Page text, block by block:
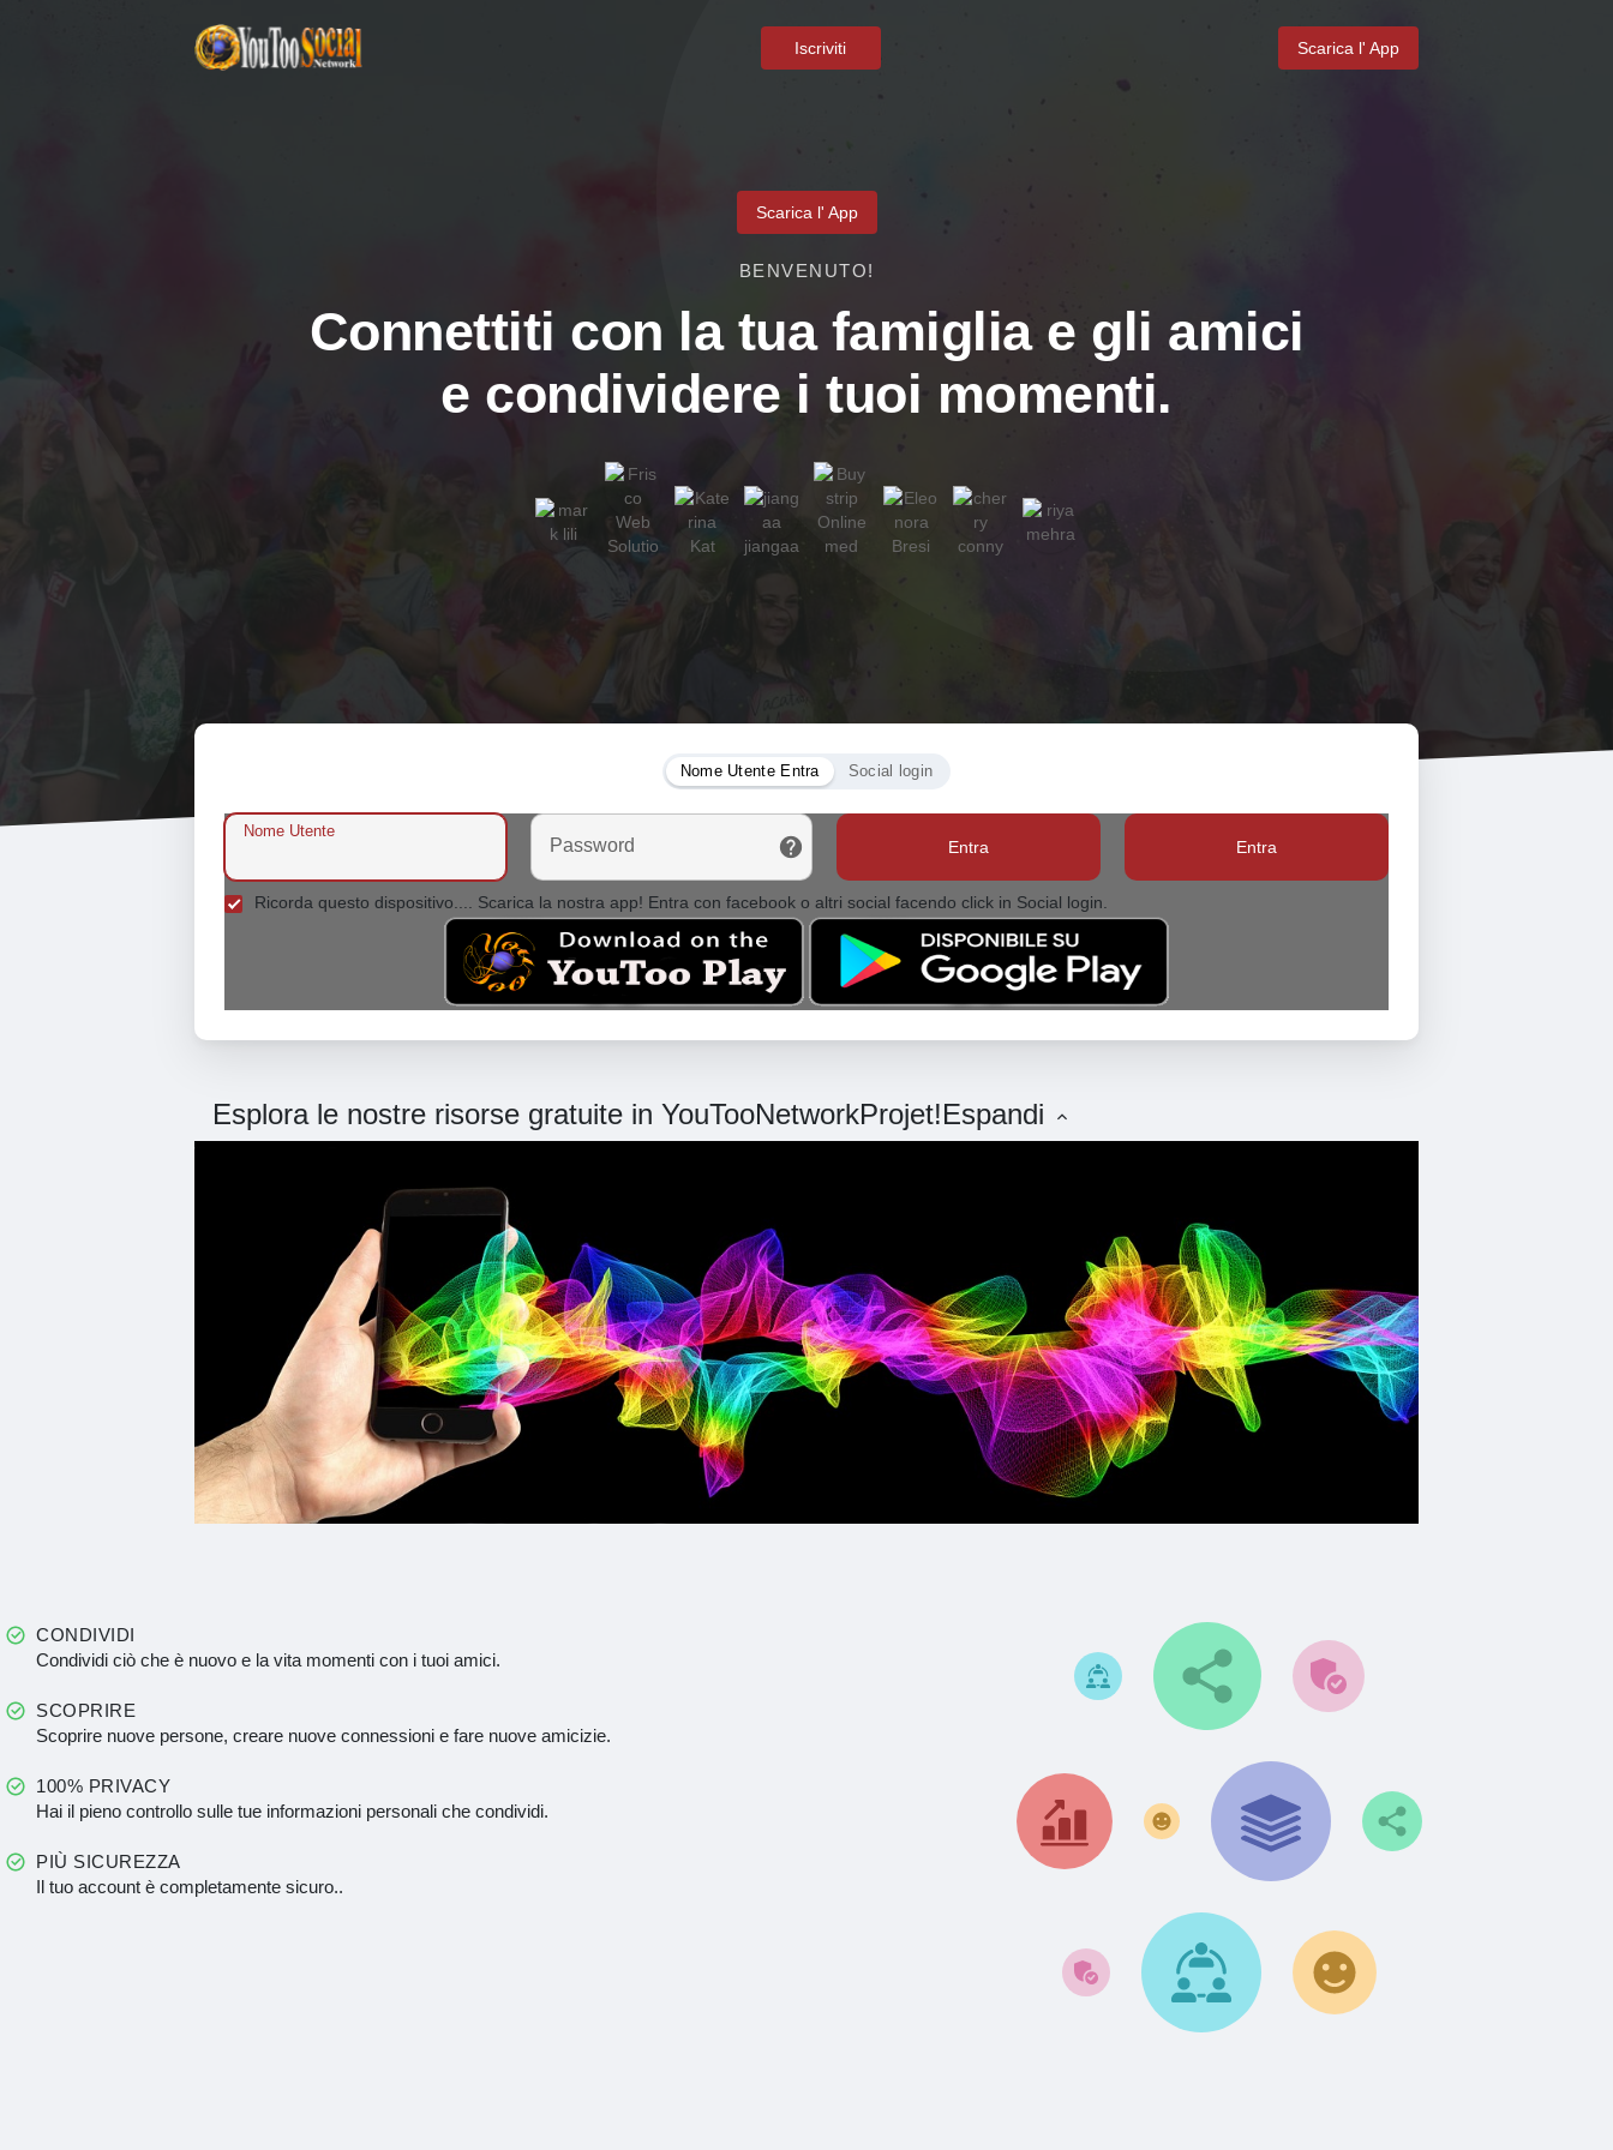
Iscriviti Scarica l' App
Scarica l' App
BENVENUTO!
Connettiti con la tua famiglia e gli amici
e condividere i tuoi momenti.
Nome Utente Entra Social login
Nome Utente
Password Entra Entra
Ricorda questo dispositivo.... Scarica la nostra app! Entra con facebook o altri social facendo click in Social login.
Esplora le nostre risorse gratuite in YouTooNetworkProjet!Espandi
CONDIVIDI
Condividi ciò che è nuovo e la vita momenti con i tuoi amici.
SCOPRIRE
Scoprire nuove persone, creare nuove connessioni e fare nuove amicizie.
100% PRIVACY
Hai il pieno controllo sulle tue informazioni personali che condividi.
PIÙ SICUREZZA
Il tuo account è completamente sicuro..